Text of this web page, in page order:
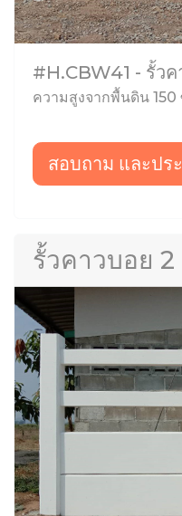
#H.CBW41 - รั้ว
ความสูงจากพื้นดิน 150
สอบถาม และปร
รั้วคาวบอย